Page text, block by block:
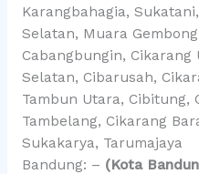
Karangbahagia,
Selatan, Muara
Cabangbungin, Cikarang
Selatan, Cibarusah,
Tambun Utara, Cibitung,
Tambelang, Cikarang
Sukakarya, Tarumajaya
Bandung: – (Kota